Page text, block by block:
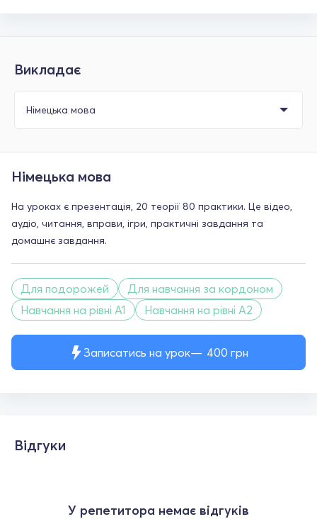
Викладає
Записатись на урок 400 грн
Німецька мова
На уроках є презентація, 20 теорії 80 практики. Це відео,
аудіо, читання, вправи, ігри, практичні завдання та
домашнє завдання.
Для подорожей
Для навчання за кордоном
Навчання на рівні A1
Навчання на рівні A2
Відгуки
У репетитора немає відгуків